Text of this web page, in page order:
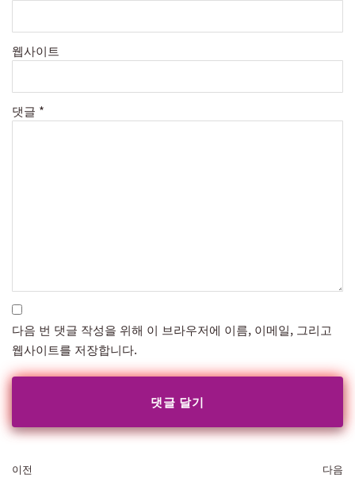
웹사이트
댓글 *
다음 번 댓글 작성을 위해 이 브라우저에 이름, 이메일, 그리고
웹사이트를 저장합니다.
이전 다음